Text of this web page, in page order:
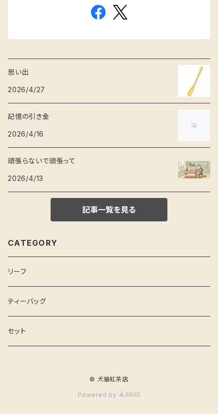
思い出
2026/4/27
記憶の引き金
2026/4/16
頑張らないで頑張って
2026/4/13
記事一覧を見る
CATEGORY
リーフ
ティーバッグ
セット
© 犬猫紅茶店
Powered by